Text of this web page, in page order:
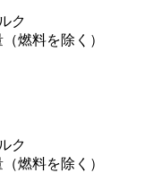
ク
燃料を除く）
ク
燃料を除く）